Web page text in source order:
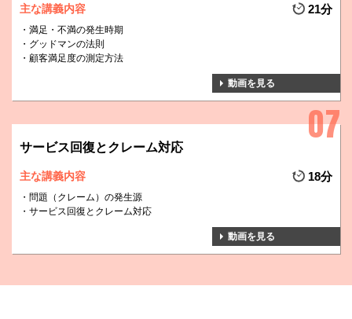
主な講義内容 21分
満足・不満の発生時期
グッドマンの法則
顧客満足度の測定方法
動画を見る
サービス回復とクレーム対応
主な講義内容 18分
問題（クレーム）の発生源
サービス回復とクレーム対応
動画を見る